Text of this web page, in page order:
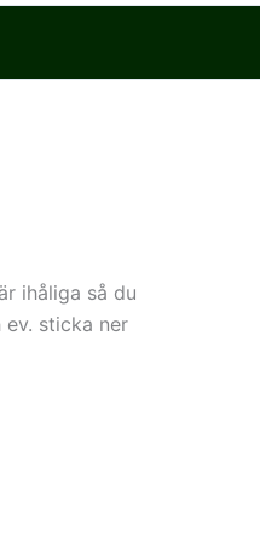
ihåliga så du
sticka ner